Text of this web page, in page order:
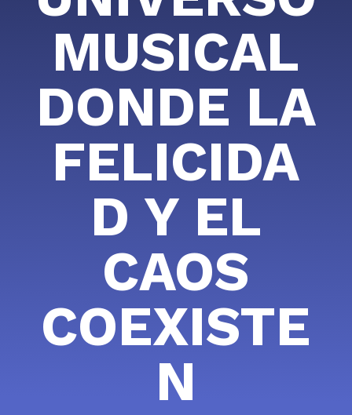
MUSICAL
DONDE LA
FELICIDA
D Y EL
CAOS
COEXISTE
N